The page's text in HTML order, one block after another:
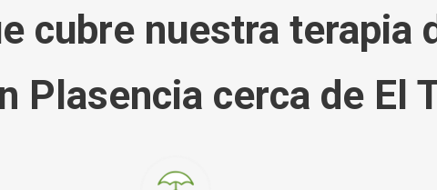
cubre nuestra terapia
Plasencia cerca de El